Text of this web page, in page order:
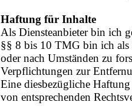
Haftung für Inhalte
Als Diensteanbieter bin ich
§§ 8 bis 10 TMG bin ich als
oder nach Umständen zu
Verpflichtungen zur
Eine diesbezügliche
von entsprechenden